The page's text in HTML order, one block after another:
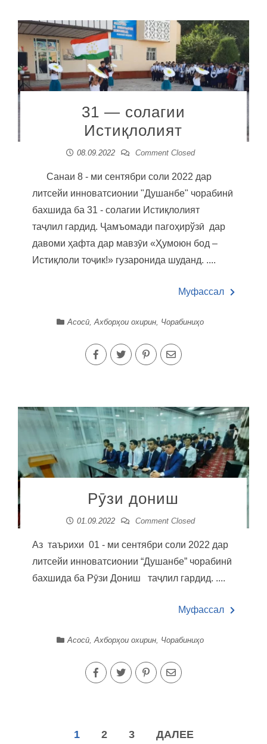
31 — солагии
Истиқлолият
08.09.2022 Comment Closed
Санаи 8 - ми сентябри соли 2022 дар
литсейи инноватсионии "Душанбе" чорабинӣ
бахшида ба 31 - солагии Истиқлолият
таҷлил гардид. Ҷамъомади пагоҳирўзӣ дар
давоми ҳафта дар мавзӯи «Ҳумоюн бод –
Истиқлоли тоҷик!» гузаронида шуданд. ....
Муфассал
Асосӣ,Ахборҳои охирин, Чорабиниҳо
Рӯзи дониш
01.09.2022 Comment Closed
Аз таърихи 01 - ми сентябри соли 2022 дар
литсейи инноватсионии “Душанбе” чорабинӣ
бахшида ба Рӯзи Дониш таҷлил гардид. ....
Муфассал
Асосӣ ,Ахборҳои охирин Чорабиниҳо
НАВИГАЦИЯ
1 2 3 ДАЛЕЕ